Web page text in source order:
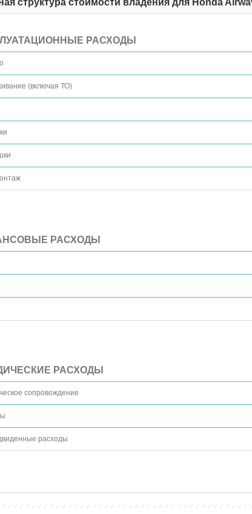
структура стоимости владения для Honda
РАСХОДЫ
(включая ТО)
РАСХОДЫ
РАСХОДЫ
сопровождение
расходы